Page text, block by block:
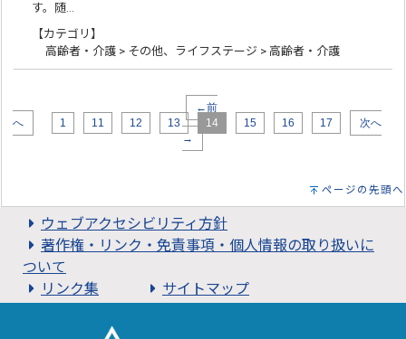
す。随…
【カテゴリ】
高齢者・介護 > その他、ライフステージ > 高齢者・介護
←前
へ
1 11 12 13 14 15 16 17
次へ
→
ページの先頭へ
ウェブアクセシビリティ方針
著作権・リンク・免責事項・個人情報の取り扱いに
ついて
リンク集
サイトマップ